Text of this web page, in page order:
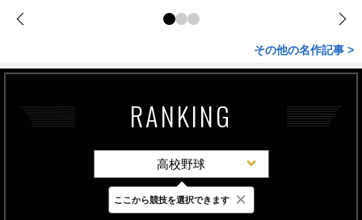
その他の名作記事 >
RANKING
高校野球
最新 24時間 週間
ここから競技を選択できます ×